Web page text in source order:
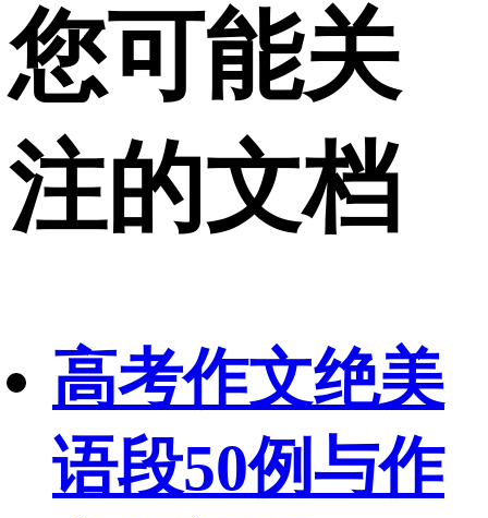
您可能关
注的文档
高考作文绝美
语段50例与作